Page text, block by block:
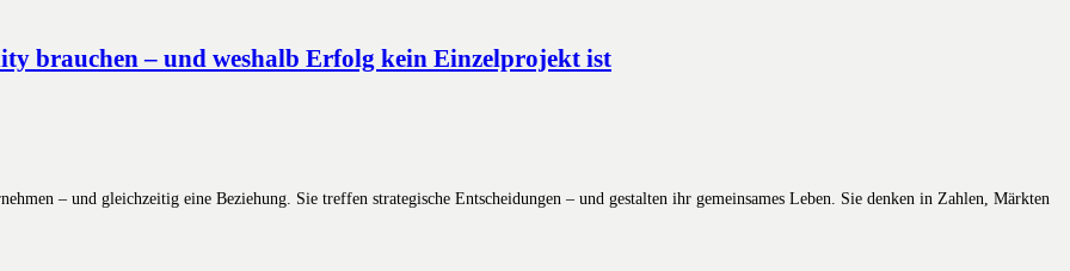
brauchen – und weshalb Erfolg kein Einzelprojekt ist
– und gleichzeitig eine Beziehung. Sie treffen strategische Entscheidungen – und gestalten ihr gemeinsames Leben. Sie denken in Zahlen, Märkten